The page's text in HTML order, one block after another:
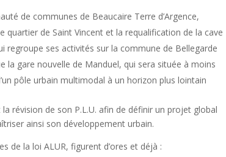
de communes de Beaucaire Terre d’Argence,
quartier de Saint Vincent et la requalification de la cave
regroupe ses activités sur la commune de Bellegarde
gare nouvelle de Manduel, qui sera située à moins
pôle urbain multimodal à un horizon plus lointain
révision de son P.L.U. afin de définir un projet global
ainsi son développement urbain.
de la loi ALUR, figurent d’ores et déjà :